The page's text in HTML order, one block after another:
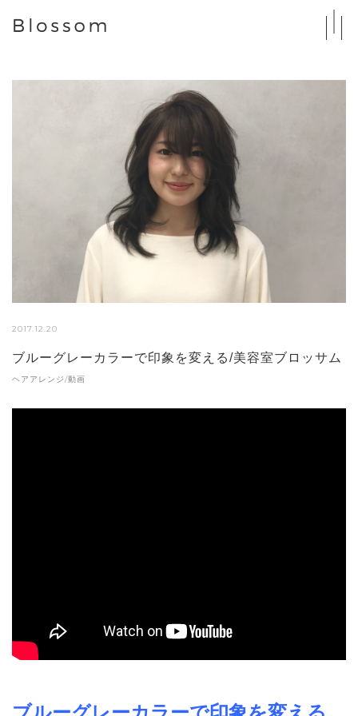
2017.12.20
ブルーグレーカラーで印象を変える/美容室ブロッサム
ヘアアレンジ/動画